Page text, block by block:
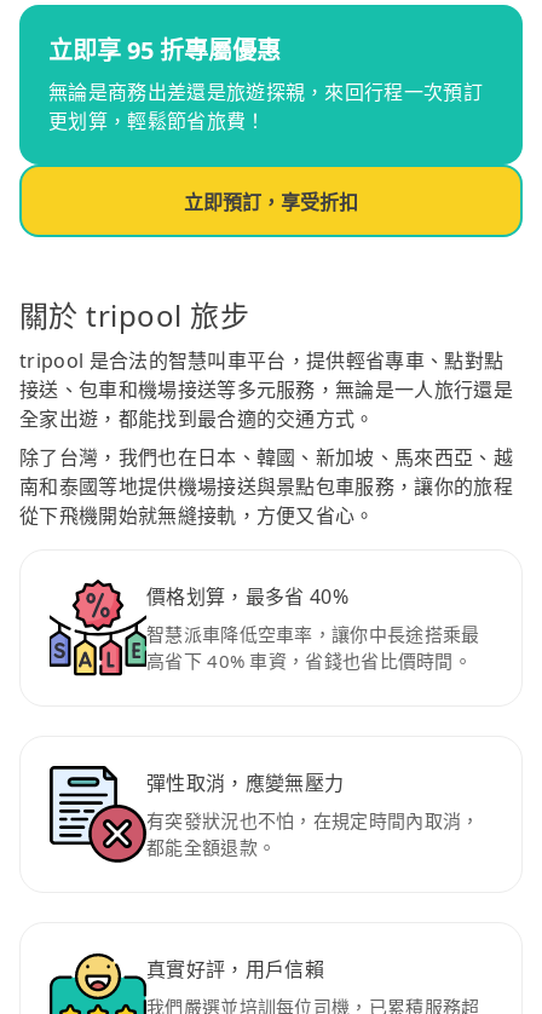
立即享 95 折專屬優惠
無論是商務出差還是旅遊探親，來回行程一次預訂
更划算，輕鬆節省旅費！
立即預訂，享受折扣
關於 tripool 旅步
tripool 是合法的智慧叫車平台，提供輕省專車、點對點
接送、包車和機場接送等多元服務，無論是一人旅行還是
全家出遊，都能找到最合適的交通方式。
除了台灣，我們也在日本、韓國、新加坡、馬來西亞、越
南和泰國等地提供機場接送與景點包車服務，讓你的旅程
從下飛機開始就無縫接軌，方便又省心。
價格划算，最多省 40%
智慧派車降低空車率，讓你中長途搭乘最
高省下 40% 車資，省錢也省比價時間。
彈性取消，應變無壓力
有突發狀況也不怕，在規定時間內取消，
都能全額退款。
真實好評，用戶信賴
我們嚴選並培訓每位司機，已累積服務超